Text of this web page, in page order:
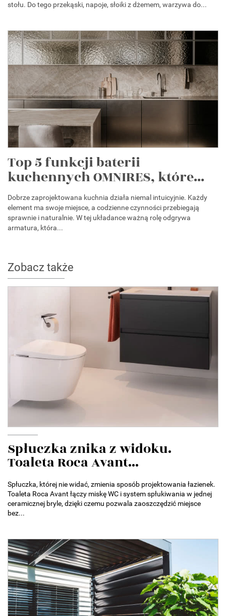
stołu. Do tego przekąski, napoje, słoiki z dżemem, warzywa do...
Top 5 funkcji baterii
kuchennych OMNIRES, które...
Dobrze zaprojektowana kuchnia działa niemal intuicyjnie. Każdy
element ma swoje miejsce, a codzienne czynności przebiegają
sprawnie i naturalnie. W tej układance ważną rolę odgrywa
armatura, która...
Zobacz także
Spłuczka znika z widoku.
Toaleta Roca Avant...
Spłuczka, której nie widać, zmienia sposób projektowania łazienek.
Toaleta Roca Avant łączy miskę WC i system spłukiwania w jednej
ceramicznej bryle, dzięki czemu pozwala zaoszczędzić miejsce
bez...